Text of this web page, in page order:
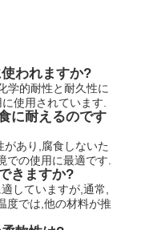
われますか?
学的耐性と耐久性に
使用されています.
に耐えるのです
あり,腐食しないた
での使用に最適です.
きますか?
していますが,通常,
度では,他の材料が推